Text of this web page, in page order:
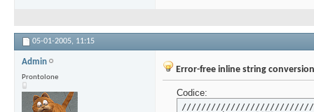
05-01-2005, 11:15
Admin
Prontolone
Error-free inline string conversion
Codice: